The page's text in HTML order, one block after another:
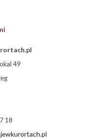
49
18